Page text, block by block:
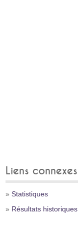
Liens connexes
»Statistiques
» Résultats historiques